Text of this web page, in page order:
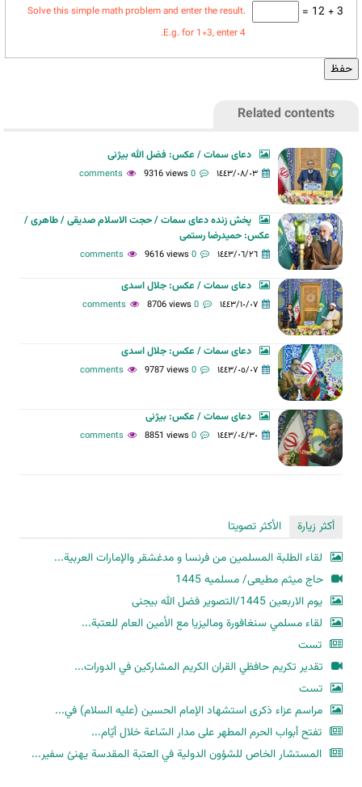
3 + 12 =
Solve this simple math problem and enter the result.
E.g. for 1+3, enter 4.
Related contents
دعای سمات / عکس: فضل الله بیژنی
١٤٤٣/٠٨/٠٣ 0 comments
9316 views
پخش زنده دعای سمات / حجت الاسلام صدیقی / طاهری /
عکس: حمیدرضا رستمی
١٤٤٣/٠٦/٢٦ 0 comments
9616 views
دعای سمات / عکس: جلال اسدی
١٤٤٣/١٠/٠٧ 0 comments
8706 views
دعای سمات / عکس: جلال اسدی
١٤٤٣/٠٥/٠٧ 0 comments
9787 views
دعای سمات / عکس: بیژنی
١٤٤٣/٠٤/٣٠ 0 comments
8851 views
أكثر زيارة
الأكثر تصويتا
لقاء الطلبة المسلمين من فرنسا و مدغشقر والإمارات العربية...
حاج میثم مطیعی/ مسلمیه 1445
یوم الاربعین 1445/التصویر فضل الله بیجنی
لقاء مسلمي سنغافورة وماليزيا مع الأمين العام للعتبة...
تست
تقدير تكريم حافظي القران الكريم المشاركين في الدورات...
تست
مراسم عزاء ذكرى استشهاد الإمام الحسين (عليه السلام) في...
تفتح أبواب الحرم المطهر على مدار السّاعة خلال أيّام...
المستشار الخاص للشؤون الدولية في العتبة المقدسة يهنئ سفير...